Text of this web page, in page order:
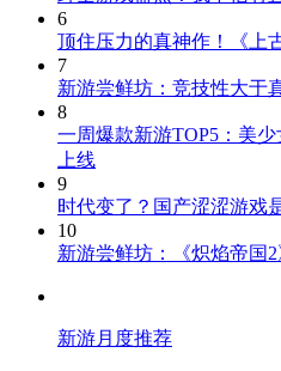
6
顶住压力的真神作！《上
7
新游尝鲜坊：竞技性大于
8
一周爆款新游TOP5：美
上线
9
时代变了？国产涩涩游戏
10
新游尝鲜坊：《炽焰帝国
新游月度推荐